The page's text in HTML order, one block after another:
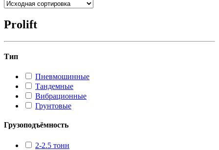
Prolift
Тип
Пневмошинные
Тандемные
Вибрационные
Грунтовые
Грузоподъёмность
2-2.5 тонн